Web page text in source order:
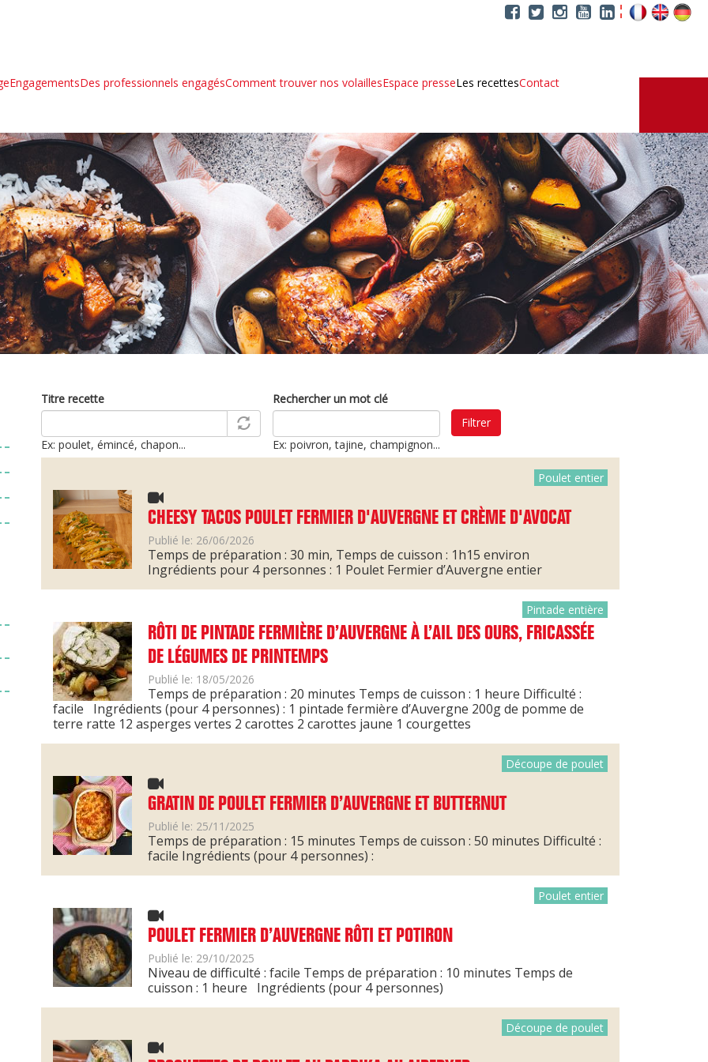
EngagementsDes professionnels engagésComment trouver nos volaillesEspace presseLes recettesContact
Titre recette
Ex: poulet, émincé, chapon...
Rechercher un mot clé
Ex: poivron, tajine, champignon...
Filtrer
Poulet entier
CHEESY TACOS POULET FERMIER D'AUVERGNE ET CRÈME D'AVOCAT
Publié le: 26/06/2026
Temps de préparation : 30 min, Temps de cuisson : 1h15 environ
Ingrédients pour 4 personnes : 1 Poulet Fermier d’Auvergne entier
Pintade entière
RÔTI DE PINTADE FERMIÈRE D’AUVERGNE À L’AIL DES OURS, FRICASSÉE
DE LÉGUMES DE PRINTEMPS
Publié le: 18/05/2026
Temps de préparation : 20 minutes Temps de cuisson : 1 heure Difficulté :
facile Ingrédients (pour 4 personnes) : 1 pintade fermière d’Auvergne ​ 200g de pomme de
terre ratte ​ 12 asperges vertes ​ 2 carottes ​ 2 carottes jaune ​ ​1 courgettes ​
Découpe de poulet
GRATIN DE POULET FERMIER D’AUVERGNE ET BUTTERNUT
Publié le: 25/11/2025
Temps de préparation : 15 minutes Temps de cuisson : 50 minutes Difficulté :
facile Ingrédients (pour 4 personnes) :
Poulet entier
POULET FERMIER D’AUVERGNE RÔTI ET POTIRON
Publié le: 29/10/2025
Niveau de difficulté : facile Temps de préparation : 10 minutes Temps de
cuisson : 1 heure Ingrédients (pour 4 personnes)
Découpe de poulet